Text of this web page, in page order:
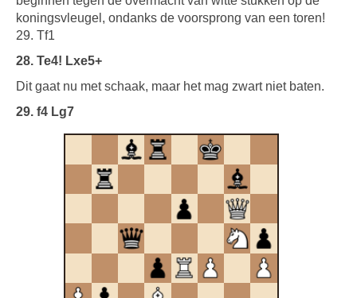
koningsvleugel, ondanks de voorsprong van een toren!
29. Tf1
28. Te4! Lxe5+
Dit gaat nu met schaak, maar het mag zwart niet baten.
29. f4 Lg7